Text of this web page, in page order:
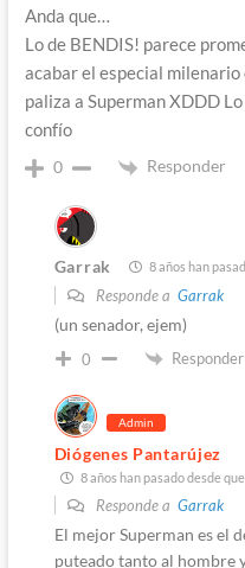
Anda que…
Lo de BENDIS! parece
acabar el especial milenario
paliza a Superman XDDD
confío
0 Responder
Garrak 8 años han
Responde a Garrak
(un senador, ejem)
0 Responder
Admin
Diógenes Pantarújez
8 años han pasado desde
Responde a Garrak
El mejor Superman es el
puteado tanto al hombre